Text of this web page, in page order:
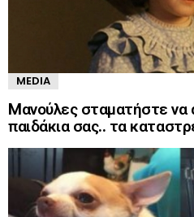
MEDIA
Mανούλες σταματήστε να
παιδάκια σας.. τα